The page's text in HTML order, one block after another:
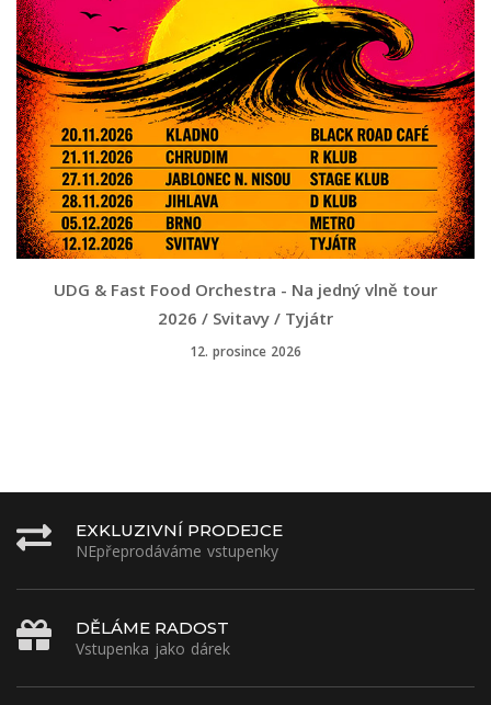
UDG & Fast Food Orchestra - Na jedný vlně tour
2026 / Svitavy / Tyjátr
12. prosince 2026
EXKLUZIVNÍ PRODEJCE
NEpřeprodáváme vstupenky
DĚLÁME RADOST
Vstupenka jako dárek